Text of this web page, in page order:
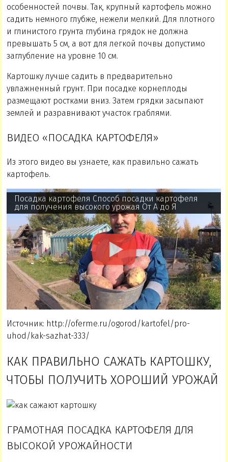
особенностей почвы. Так, крупный картофель можно
садить немного глубже, нежели мелкий. Для плотного
и глинистого грунта глубина грядок не должна
превышать 5 см, а вот для легкой почвы допустимо
заглубление на уровне 10 см.
Картошку лучше садить в предварительно
увлажненный грунт. При посадке корнеплоды
размещают ростками вниз. Затем грядки засыпают
землей и разравнивают участок граблями.
ВИДЕО «ПОСАДКА КАРТОФЕЛЯ»
Из этого видео вы узнаете, как правильно сажать
картофель.
Посадка картофеля Способ посадки картофеля
для получения высокого урожая От А до Я
Источник: http://oferme.ru/ogorod/kartofel/pro-
uhod/kak-sazhat-333/
КАК ПРАВИЛЬНО САЖАТЬ КАРТОШКУ,
ЧТОБЫ ПОЛУЧИТЬ ХОРОШИЙ УРОЖАЙ
ГРАМОТНАЯ ПОСАДКА КАРТОФЕЛЯ ДЛЯ
ВЫСОКОЙ УРОЖАЙНОСТИ